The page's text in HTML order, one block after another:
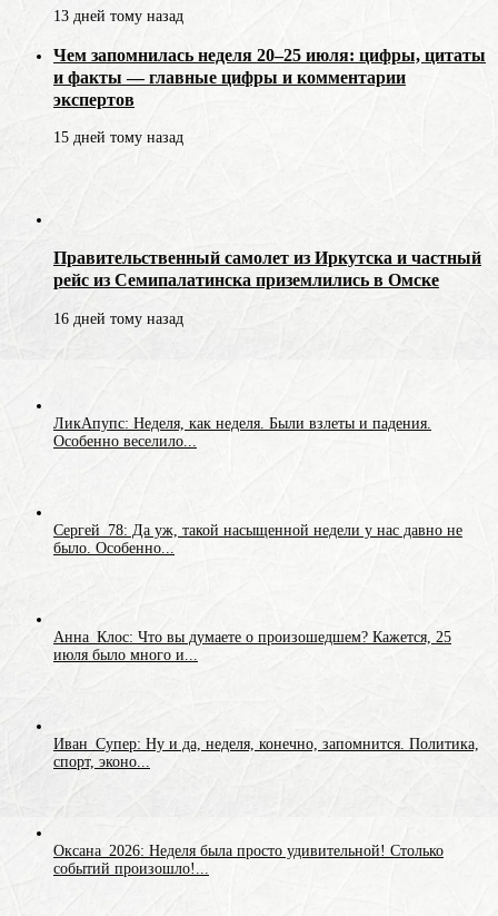
13 дней тому назад
Чем запомнилась неделя 20–25 июля: цифры, цитаты
и факты — главные цифры и комментарии
экспертов
15 дней тому назад
Правительственный самолет из Иркутска и частный
рейс из Семипалатинска приземлились в Омске
16 дней тому назад
ЛикАпупс: Неделя, как неделя. Были взлеты и падения.
Особенно веселило...
Сергей_78: Да уж, такой насыщенной недели у нас давно не
было. Особенно...
Анна_Клос: Что вы думаете о произошедшем? Кажется, 25
июля было много и...
Иван_Супер: Ну и да, неделя, конечно, запомнится. Политика,
спорт, эконо...
Оксана_2026: Неделя была просто удивительной! Столько
событий произошло!...